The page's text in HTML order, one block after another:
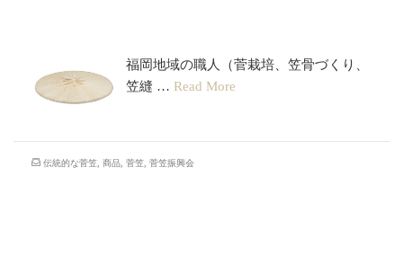
福岡地域の職人（菅栽培、笠骨づくり、
笠縫 … Read More
伝統的な菅笠 商品 菅笠 菅笠振興会